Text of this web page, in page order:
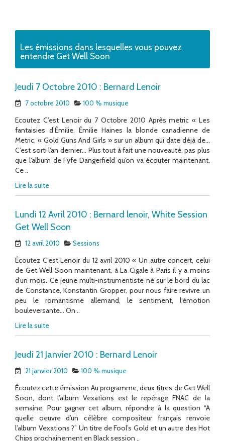
Les émissions dans lesquelles vous pouvez
entendre Get Well Soon
Jeudi 7 Octobre 2010 : Bernard Lenoir
7 octobre 2010 100 % musique
Ecoutez C’est Lenoir du 7 Octobre 2010 Après metric « Les
fantaisies d’Émilie, Émilie Haines la blonde canadienne de
Metric, « Gold Guns And Girls » sur un album qui date déjà de…
C’est sorti l’an dernier… Plus tout à fait une nouveauté, pas plus
que l’album de Fyfe Dangerfield qu’on va écouter maintenant.
Ce ..
Lire la suite
Lundi 12 Avril 2010 : Bernard lenoir, White Session
Get Well Soon
12 avril 2010 Sessions
Écoutez C’est Lenoir du 12 avril 2010 « Un autre concert, celui
de Get Well Soon maintenant, à La Cigale à Paris il y a moins
d’un mois. Ce jeune multi-instrumentiste né sur le bord du lac
de Constance, Konstantin Gropper, pour nous faire revivre un
peu le romantisme allemand, le sentiment, l’émotion
bouleversante… On ..
Lire la suite
Jeudi 21 Janvier 2010 : Bernard Lenoir
21 janvier 2010 100 % musique
Écoutez cette émission Au programme, deux titres de Get Well
Soon, dont l’album Vexations est le repérage FNAC de la
semaine. Pour gagner cet album, répondre à la question “A
quelle oeuvre d’un célèbre compositeur français renvoie
l’album Vexations ?” Un titre de Fool’s Gold et un autre des Hot
Chips prochainement en Black session ..